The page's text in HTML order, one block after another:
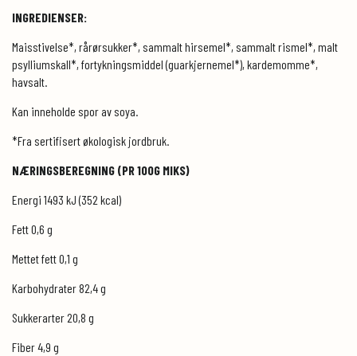
INGREDIENSER:
Maisstivelse*, rårørsukker*, sammalt hirsemel*, sammalt rismel*, malt
psylliumskall*, fortykningsmiddel (guarkjernemel*), kardemomme*,
havsalt.
Kan inneholde spor av soya.
*Fra sertifisert økologisk jordbruk.
NÆRINGSBEREGNING (PR 100G MIKS)
Energi 1493 kJ (352 kcal)
Fett 0,6 g
Mettet fett 0,1 g
Karbohydrater 82,4 g
Sukkerarter 20,8 g
Fiber 4,9 g